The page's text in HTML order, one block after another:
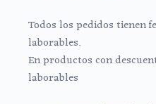
Todos los pedidos tienen
laborables.
En productos con
laborables